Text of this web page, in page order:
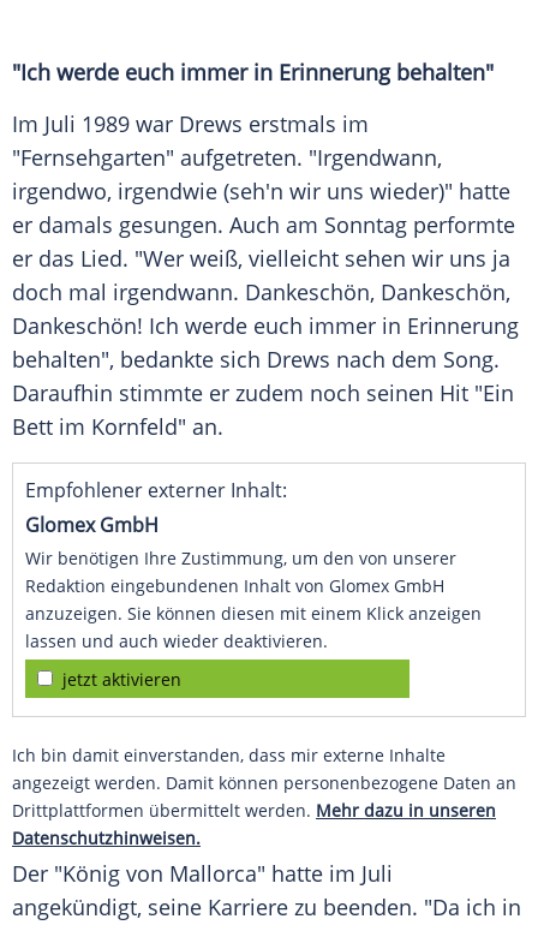
"Ich werde euch immer in Erinnerung behalten"
Im Juli 1989 war Drews erstmals im
"Fernsehgarten" aufgetreten. "Irgendwann,
irgendwo, irgendwie (seh'n wir uns wieder)" hatte
er damals gesungen. Auch am Sonntag performte
er das Lied. "Wer weiß, vielleicht sehen wir uns ja
doch mal irgendwann. Dankeschön, Dankeschön,
Dankeschön! Ich werde euch immer in Erinnerung
behalten", bedankte sich Drews nach dem Song.
Daraufhin stimmte er zudem noch seinen Hit "Ein
Bett im Kornfeld" an.
Empfohlener externer Inhalt:
Glomex GmbH
Wir benötigen Ihre Zustimmung, um den von unserer
Redaktion eingebundenen Inhalt von Glomex GmbH
anzuzeigen. Sie können diesen mit einem Klick anzeigen
lassen und auch wieder deaktivieren.
jetzt aktivieren
Ich bin damit einverstanden, dass mir externe Inhalte
angezeigt werden. Damit können personenbezogene Daten an
Drittplattformen übermittelt werden. Mehr dazu in unseren
Datenschutzhinweisen.
Der "König von Mallorca" hatte im Juli
angekündigt, seine Karriere zu beenden. "Da ich in